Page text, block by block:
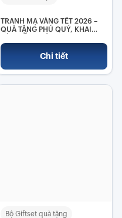
TRANH MẠ VÀNG TẾT 2026 –
QUÀ TẶNG PHÚ QUÝ, KHAI
Chi tiết
Bộ Giftset quà tặng